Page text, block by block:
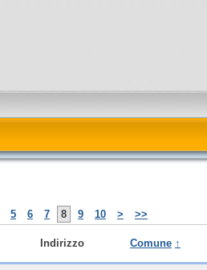
5 6 7 8 9 10 >
>>
Indirizzo Comune ↑